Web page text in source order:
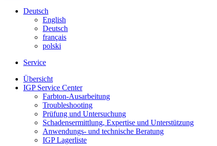
Deutsch
English
Deutsch
français
polski
Service
Übersicht
IGP Service Center
Farbton-Ausarbeitung
Troubleshooting
Prüfung und Untersuchung
Schadensermittlung, Expertise und Unterstützung
Anwendungs- und technische Beratung
IGP Lagerliste